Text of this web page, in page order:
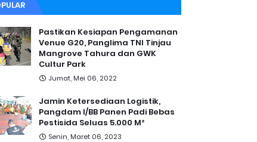
Pastikan Kesiapan Pengamanan
Venue G20, Panglima TNI Tinjau
Mangrove Tahura dan GWK
Cultur Park
Jumat, Mei 06, 2022
Jamin Ketersediaan Logistik,
Pangdam I/BB Panen Padi Bebas
Pestisida Seluas 5.000 M²
Senin, Maret 06, 2023